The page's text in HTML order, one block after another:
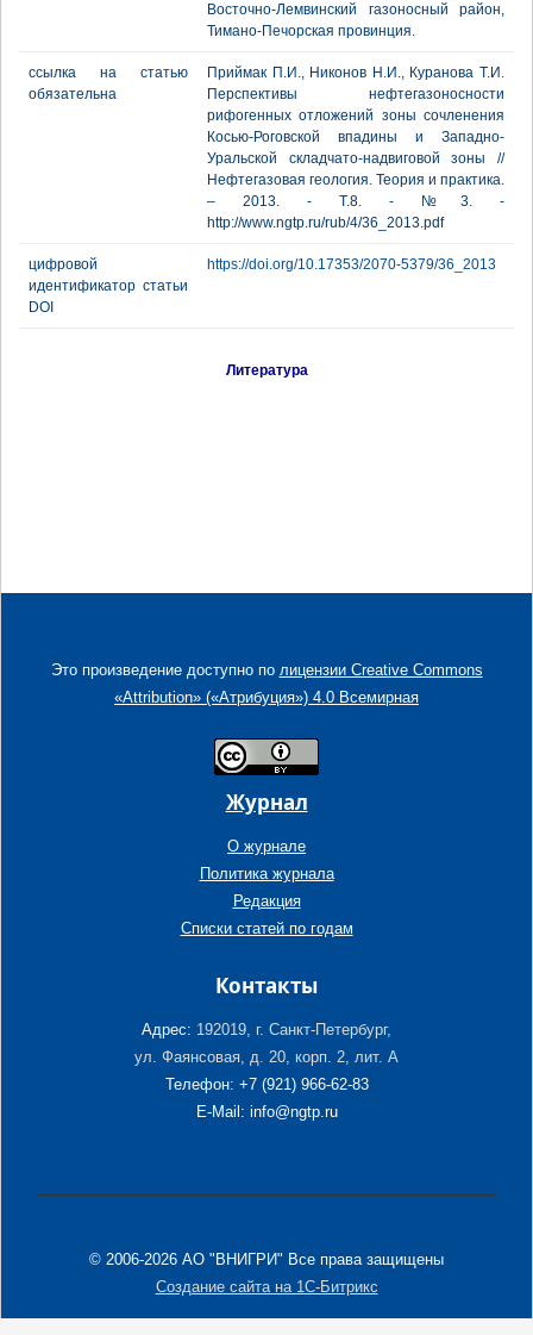
Восточно-Лемвинский газоносный район,
Тимано-Печорская провинция.
ссылка на статью
обязательна
Приймак П.И., Никонов Н.И., Куранова Т.И.
Перспективы нефтегазоносности
рифогенных отложений зоны сочленения
Косью-Роговской впадины и Западно-
Уральской складчато-надвиговой зоны //
Нефтегазовая геология. Теория и практика.
– 2013. - Т.8. - №3. -
http://www.ngtp.ru/rub/4/36_2013.pdf
цифровой
идентификатор статьи
DOI
https://doi.org/10.17353/2070-5379/36_2013
Литература
Это произведение доступно по лицензии Creative Commons
«Attribution» («Атрибуция») 4.0 Всемирная
Журнал
О журнале
Политика журнала
Редакция
Списки статей по годам
Контакты
Адрес: 192019, г. Санкт-Петербург,
ул. Фаянсовая, д. 20, корп. 2, лит. А
Телефон: +7 (921) 966-62-83
E-Mail: info@ngtp.ru
© 2006-2026 АО "ВНИГРИ" Все права защищены
Создание сайта на 1С-Битрикс